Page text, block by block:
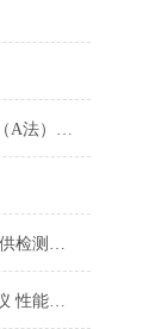
织物表面摩擦系数测试仪（A法） 检测准确
呼吸导管气密性测试仪 提供检测方案
药液过滤器细菌截留测试仪 性能稳定